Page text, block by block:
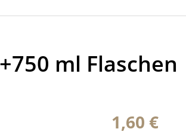
ml Flaschen
Regulärer Preis:
1,60 €